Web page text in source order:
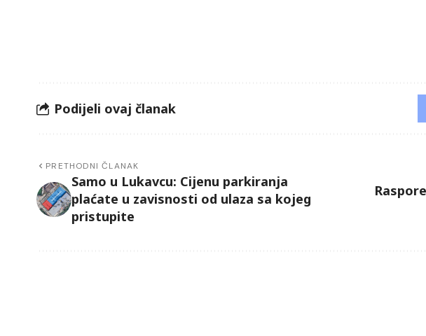
Podijeli ovaj članak
PRETHODNI ČLANAK
Samo u Lukavcu: Cijenu parkiranja
plaćate u zavisnosti od ulaza sa kojeg
pristupite